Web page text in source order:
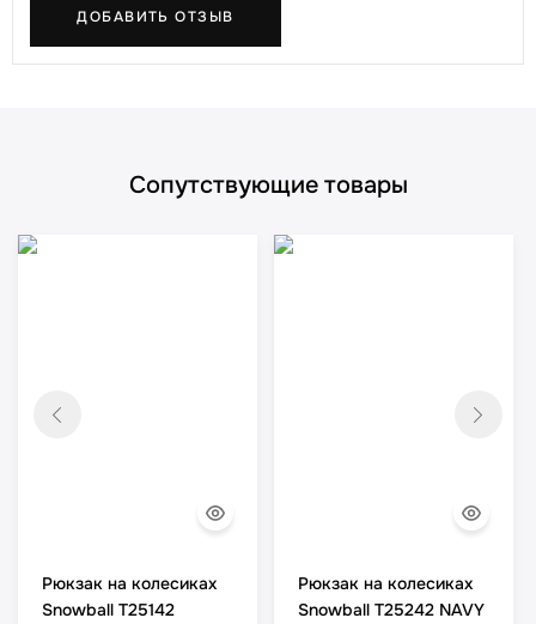
ДОБАВИТЬ ОТЗЫВ
Сопутствующие товары
Рюкзак на колесиках
Snowball T25142
Рюкзак на колесиках
Snowball T25242 NAVY